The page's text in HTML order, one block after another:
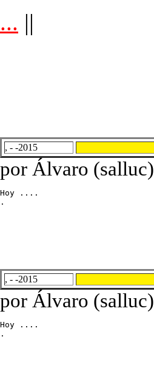
... ||
, - -2015
por Álvaro (salluc)
Hoy ....
.
, - -2015
por Álvaro (salluc)
Hoy ....
.